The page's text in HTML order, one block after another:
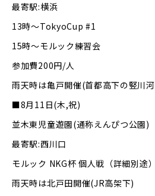
最寄駅:横浜
13時～TokyoCup #1
15時～モルック練習会
参加費200円/人
雨天時は亀戸開催(首都高下の竪川
■8月11日(木,祝)
並木東児童遊園(通称えんぴつ公園)
最寄駅:西川口
モルック NKG杯 個人戦（詳細別途）
雨天時は北戸田開催(JR高架下)